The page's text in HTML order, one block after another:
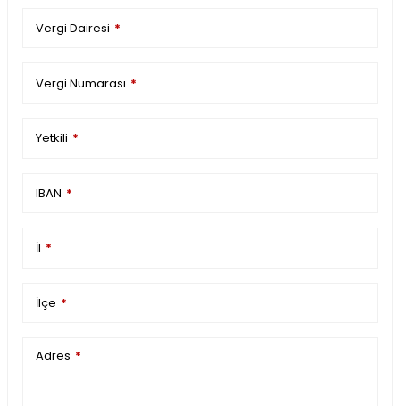
Vergi Dairesi *
Vergi Numarası *
Yetkili *
IBAN *
İl *
İlçe *
Adres *